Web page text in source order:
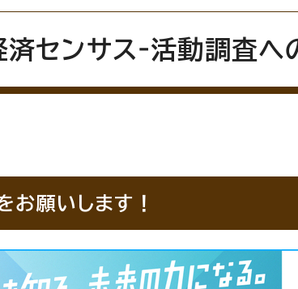
センサス‐活動調査へ
お願いします！